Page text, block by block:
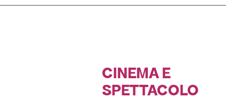
CINEMA E
SPETTACOLO